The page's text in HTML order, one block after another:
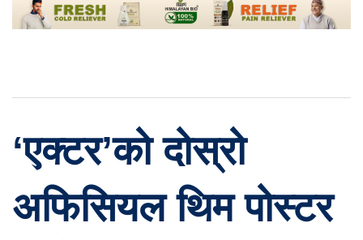
‘एक्टर’को दोस्रो
अफिसियल थिम पोस्टर